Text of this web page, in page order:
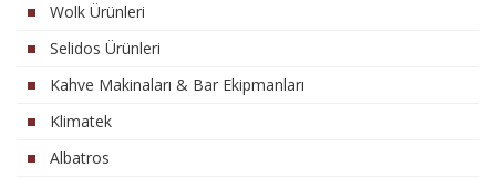
Wolk Ürünleri
Selidos Ürünleri
Kahve Makinaları & Bar Ekipmanları
Klimatek
Albatros